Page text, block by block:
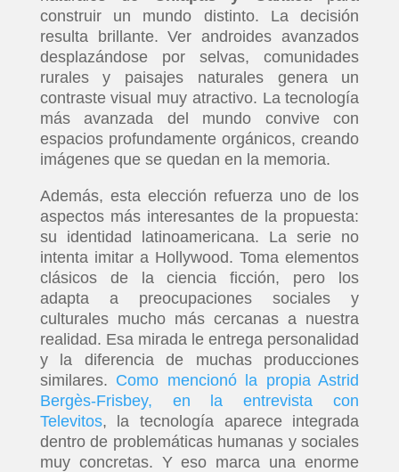
construir un mundo distinto. La decisión
resulta brillante. Ver androides avanzados
desplazándose por selvas, comunidades
rurales y paisajes naturales genera un
contraste visual muy atractivo. La tecnología
más avanzada del mundo convive con
espacios profundamente orgánicos, creando
imágenes que se quedan en la memoria.
Además, esta elección refuerza uno de los
aspectos más interesantes de la propuesta:
su identidad latinoamericana. La serie no
intenta imitar a Hollywood. Toma elementos
clásicos de la ciencia ficción, pero los
adapta a preocupaciones sociales y
culturales mucho más cercanas a nuestra
realidad. Esa mirada le entrega personalidad
y la diferencia de muchas producciones
similares. Como mencionó la propia Astrid
Bergès-Frisbey, en la entrevista con
Televitos, la tecnología aparece integrada
dentro de problemáticas humanas y sociales
muy concretas. Y eso marca una enorme